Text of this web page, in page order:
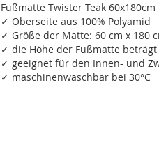
Fußmatte Twister Teak 60x180cm
✓ Oberseite aus 100% Polyamid
✓ Größe der Matte: 60 cm x 180
✓ die Höhe der Fußmatte beträgt
✓ geeignet für den Innen- und
✓ maschinenwaschbar bei 30°C